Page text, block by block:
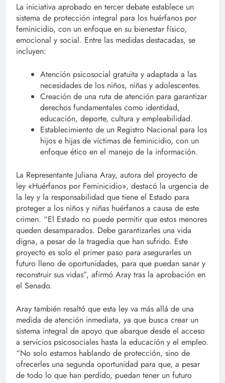
La iniciativa aprobado en tercer debate establece un
sistema de protección integral para los huérfanos por
feminicidio, con un enfoque en su bienestar físico,
emocional y social. Entre las medidas destacadas, se
incluyen:
Atención psicosocial gratuita y adaptada a las
necesidades de los niños, niñas y adolescentes.
Creación de una ruta de atención para garantizar
derechos fundamentales como identidad,
educación, deporte, cultura y empleabilidad.
Establecimiento de un Registro Nacional para los
hijos e hijas de víctimas de feminicidio, con un
enfoque ético en el manejo de la información.
La Representante Juliana Aray, autora del proyecto de
ley «Huérfanos por Feminicidio», destacó la urgencia de
la ley y la responsabilidad que tiene el Estado para
proteger a los niños y niñas huérfanos a causa de este
crimen. “El Estado no puede permitir que estos menores
queden desamparados. Debe garantizarles una vida
digna, a pesar de la tragedia que han sufrido. Este
proyecto es solo el primer paso para asegurarles un
futuro lleno de oportunidades, para que puedan sanar y
reconstruir sus vidas”, afirmó Aray tras la aprobación en
el Senado.
Aray también resaltó que esta ley va más allá de una
medida de atención inmediata, ya que busca crear un
sistema integral de apoyo que abarque desde el acceso
a servicios psicosociales hasta la educación y el empleo.
“No solo estamos hablando de protección, sino de
ofrecerles una segunda oportunidad para que, a pesar
de todo lo que han perdido, puedan tener un futuro